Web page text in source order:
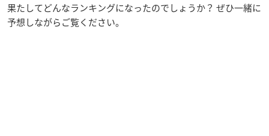
果たしてどんなランキングになったのでしょうか？ ぜひ一緒に
予想しながらご覧ください。